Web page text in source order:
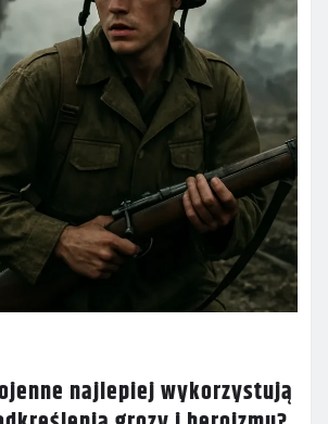
najlepiej wykorzystują